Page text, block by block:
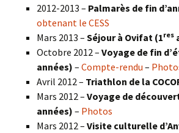
2012-2013 – Palmarès de fin
obtenant le CESS
Mars 2013 – Séjour à Ovifat (1res
Octobre 2012 – Voyage de fin
années) – Compte-rendu –
Avril 2012 – Triathlon de la
Mars 2012 – Voyage de
années) – Photos
Mars 2012 – Visite culturelle